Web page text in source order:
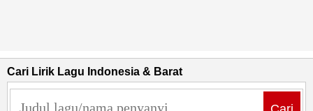
Cari Lirik Lagu Indonesia & Barat